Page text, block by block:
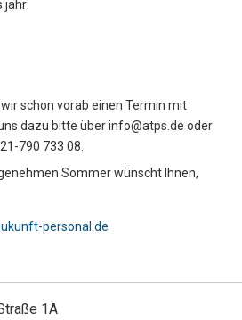
jahr:
schon vorab einen Termin mit
dazu bitte über info@atps.de oder
790 733 08.
Sommer wünscht Ihnen,
personal.de
1A